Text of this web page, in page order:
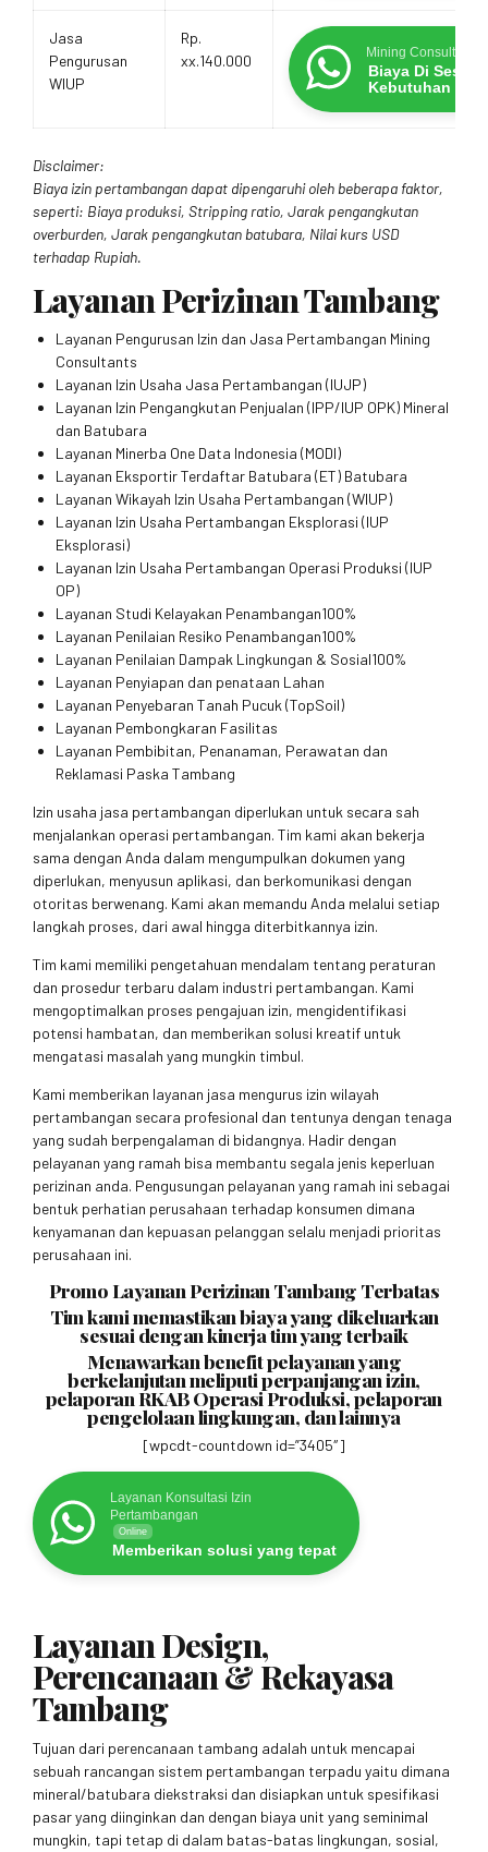
Jasa
Pengurusan
WIUP
Rp.
xx.140.000
Mining Consultants
Biaya Di
Kebutuhan
Disclaimer:
Biaya izin pertambangan dapat dipengaruhi oleh beberapa faktor,
seperti: Biaya produksi, Stripping ratio, Jarak pengangkutan
overburden, Jarak pengangkutan batubara, Nilai kurs USD
terhadap Rupiah.
Layanan Perizinan Tambang
Layanan Pengurusan Izin dan Jasa Pertambangan Mining
Consultants
Layanan Izin Usaha Jasa Pertambangan (IUJP)
Layanan Izin Pengangkutan Penjualan (IPP/IUP OPK) Mineral
dan Batubara
Layanan Minerba One Data Indonesia (MODI)
Layanan Eksportir Terdaftar Batubara (ET) Batubara
Layanan Wikayah Izin Usaha Pertambangan (WIUP)
Layanan Izin Usaha Pertambangan Eksplorasi (IUP
Eksplorasi)
Layanan Izin Usaha Pertambangan Operasi Produksi (IUP
OP)
Layanan Studi Kelayakan Penambangan100%
Layanan Penilaian Resiko Penambangan100%
Layanan Penilaian Dampak Lingkungan & Sosial100%
Layanan Penyiapan dan penataan Lahan
Layanan Penyebaran Tanah Pucuk (TopSoil)
Layanan Pembongkaran Fasilitas
Layanan Pembibitan, Penanaman, Perawatan dan
Reklamasi Paska Tambang
Izin usaha jasa pertambangan diperlukan untuk secara sah
menjalankan operasi pertambangan. Tim kami akan bekerja
sama dengan Anda dalam mengumpulkan dokumen yang
diperlukan, menyusun aplikasi, dan berkomunikasi dengan
otoritas berwenang. Kami akan memandu Anda melalui setiap
langkah proses, dari awal hingga diterbitkannya izin.
Tim kami memiliki pengetahuan mendalam tentang peraturan
dan prosedur terbaru dalam industri pertambangan. Kami
mengoptimalkan proses pengajuan izin, mengidentifikasi
potensi hambatan, dan memberikan solusi kreatif untuk
mengatasi masalah yang mungkin timbul.
Kami memberikan layanan jasa mengurus izin wilayah
pertambangan secara profesional dan tentunya dengan tenaga
yang sudah berpengalaman di bidangnya. Hadir dengan
pelayanan yang ramah bisa membantu segala jenis keperluan
perizinan anda. Pengusungan pelayanan yang ramah ini sebagai
bentuk perhatian perusahaan terhadap konsumen dimana
kenyamanan dan kepuasan pelanggan selalu menjadi prioritas
perusahaan ini.
Promo Layanan Perizinan Tambang Terbatas
Tim kami memastikan biaya yang dikeluarkan
sesuai dengan kinerja tim yang terbaik
Menawarkan benefit pelayanan yang
berkelanjutan meliputi perpanjangan izin,
pelaporan RKAB Operasi Produksi, pelaporan
pengelolaan lingkungan, dan lainnya
[wpcdt-countdown id=”3405″]
Layanan Konsultasi Izin
Pertambangan
Online
Memberikan solusi yang tepat
Layanan Design,
Perencanaan & Rekayasa
Tambang
Tujuan dari perencanaan tambang adalah untuk mencapai
sebuah rancangan sistem pertambangan terpadu yaitu dimana
mineral/batubara diekstraksi dan disiapkan untuk spesifikasi
pasar yang diinginkan dan dengan biaya unit yang seminimal
mungkin, tapi tetap di dalam batas-batas lingkungan, sosial,